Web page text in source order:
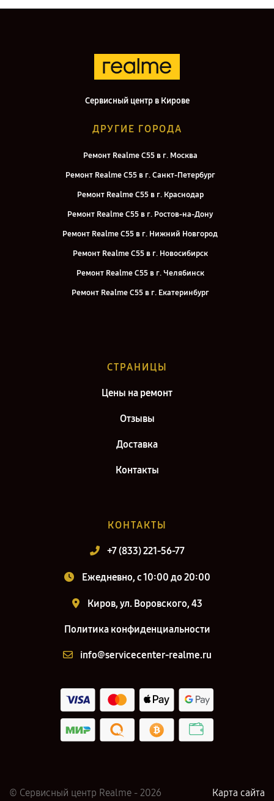
Сервисный центр в Кирове
ДРУГИЕ ГОРОДА
Ремонт Realme C55 в г. Москва
Ремонт Realme C55 в г. Санкт-Петербург
Ремонт Realme C55 в г. Краснодар
Ремонт Realme C55 в г. Ростов-на-Дону
Ремонт Realme C55 в г. Нижний Новгород
Ремонт Realme C55 в г. Новосибирск
Ремонт Realme C55 в г. Челябинск
Ремонт Realme C55 в г. Екатеринбург
Ремонт Realme C55 в г. Самара
СТРАНИЦЫ
Цены на ремонт
Отзывы
Доставка
Контакты
КОНТАКТЫ
+7 (833) 221-56-77
Ежедневно, с 10:00 до 20:00
Киров, ул. Воровского, 43
Политика конфиденциальности
info@servicecenter-realme.ru
© Сервисный центр Realme - 2026 Карта сайта